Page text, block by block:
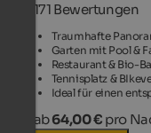
171 Bewertungen
Traumhafte
Garten mit Pool &
Restaurant & Bio-
Tennisplatz &
Ideal für einen
ab64,00 € pro